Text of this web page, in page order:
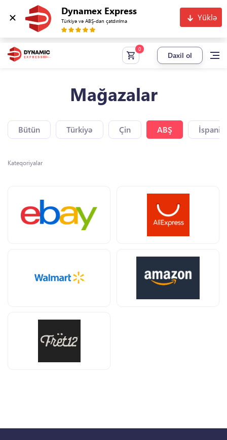
Dynamex Express
Türkiyə və ABŞ-dan çatdırılma Yüklə
Daxil ol
Mağazalar
Bütün Türkiyə Çin ABŞ
Kateqoriyalar